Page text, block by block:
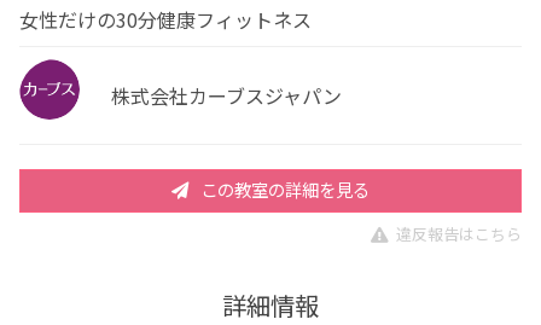
女性だけの30分健康フィットネス
株式会社カーブスジャパン
この教室の詳細を見る
違反報告はこちら
詳細情報